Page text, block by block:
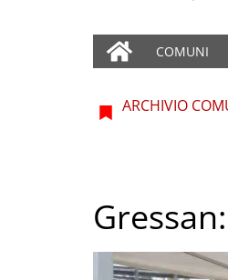
COMUNI
ARCHIVIO